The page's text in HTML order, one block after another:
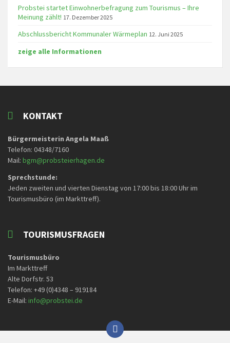
Probstei startet Einwohnerbefragung zum Tourismus – Ihre
Meinung zählt! 17. Dezember 2025
Abschlussbericht Kommunaler Wärmeplan 12. Juni 2025
zeige alle Informationen
KONTAKT
Bürgermeisterin Angela Maaß
Telefon: 04348/7160
Mail: bgm@probsteierhagen.de
Sprechstunde:
Jeden zweiten und vierten Dienstag von 17:00 bis 18:00 Uhr im
Tourismusbüro (im Markttreff).
TOURISMUSFRAGEN
Tourismusbüro
Im Markttreff
Alte Dorfstr. 53
Telefon: +49 (0)4348 – 919184
E-Mail: info@probstei.de